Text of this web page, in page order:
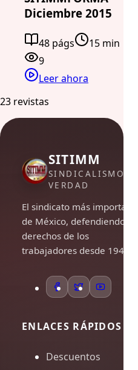
Diciembre 2015
48 págs
15 min
9
Leer ahora
23 revistas
SITIMM
SINDICALISMO DE
VERDAD
El sindicato más importante
de México, defendiendo los
derechos de los
trabajadores desde 1948.
ENLACES RÁPIDOS
Descuentos